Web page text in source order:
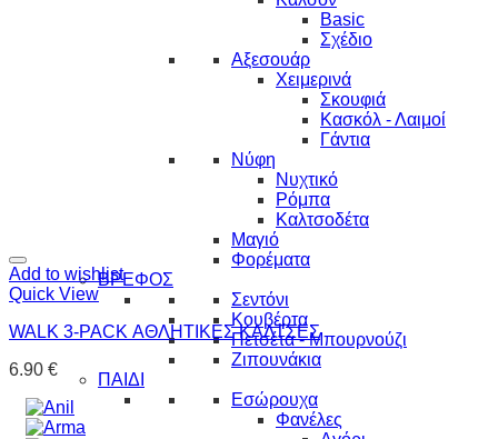
Basic
Σχέδιο
Αξεσουάρ
Χειμερινά
Σκουφιά
Κασκόλ - Λαιμοί
Γάντια
Νύφη
Νυχτικό
Ρόμπα
Καλτσοδέτα
Μαγιό
Φορέματα
ΒΡΕΦΟΣ
Σεντόνι
Κουβέρτα
Πετσέτα - Μπουρνούζι
Ζιπουνάκια
ΠΑΙΔΙ
Εσώρουχα
Φανέλες
Add to wishlist
Quick View
WALK 3-PACK ΑΘΛΗΤΙΚΕΣ ΚΑΛΤΣΕΣ
6.90 €